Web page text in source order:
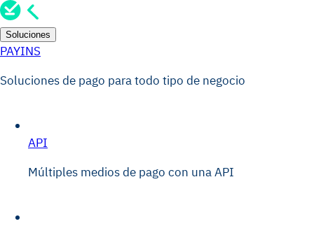
Soluciones
PAYINS
Soluciones de pago para todo tipo de negocio
API
Múltiples medios de pago con una API